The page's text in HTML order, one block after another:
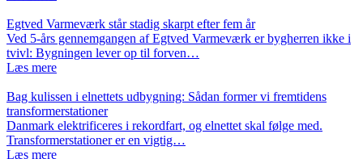
Egtved Varmeværk står stadig skarpt efter fem år
Ved 5-års gennemgangen af Egtved Varmeværk er bygherren ikke i
tvivl: Bygningen lever op til forven…
Læs mere
Bag kulissen i elnettets udbygning: Sådan former vi fremtidens
transformerstationer
Danmark elektrificeres i rekordfart, og elnettet skal følge med.
Transformerstationer er en vigtig…
Læs mere